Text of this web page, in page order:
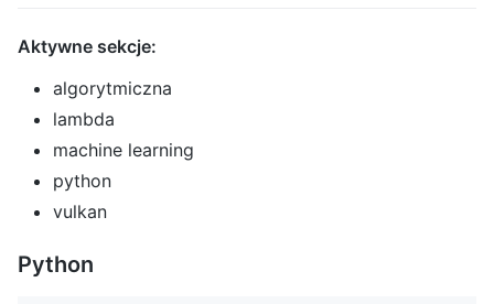
Aktywne sekcje:
algorytmiczna
lambda
machine learning
python
vulkan
Python